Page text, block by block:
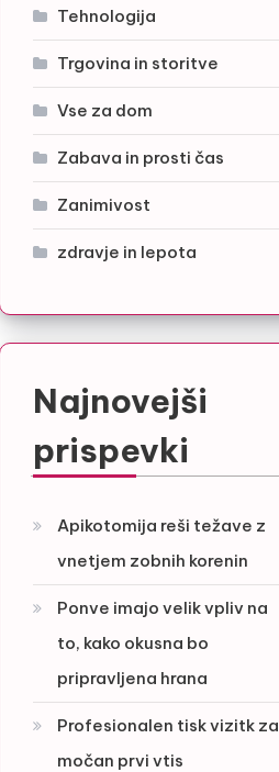
Tehnologija
Trgovina in storitve
Vse za dom
Zabava in prosti čas
Zanimivost
zdravje in lepota
Najnovejši
prispevki
Apikotomija reši težave z
vnetjem zobnih korenin
Ponve imajo velik vpliv na
to, kako okusna bo
pripravljena hrana
Profesionalen tisk vizitk za
močan prvi vtis